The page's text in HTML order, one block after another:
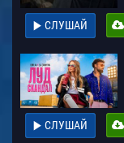
СЛУШАЙ
СЛУШАЙ